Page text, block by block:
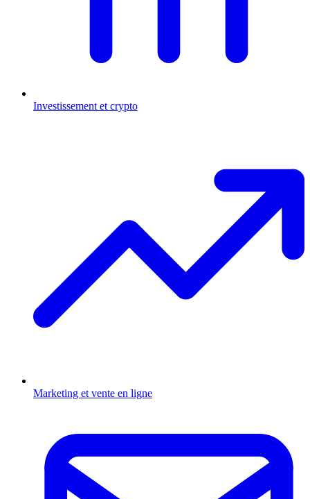
Investissement et crypto
Marketing et vente en ligne